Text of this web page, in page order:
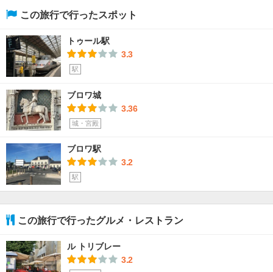
この旅行で行ったスポット
トゥール駅
3.3
駅
ブロワ城
3.36
城・宮殿
ブロワ駅
3.2
駅
この旅行で行ったグルメ・レストラン
ル トリブレー
3.2